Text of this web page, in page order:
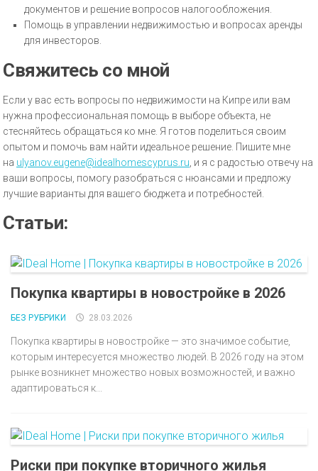
документов и решение вопросов налогообложения.
Помощь в управлении недвижимостью и вопросах аренды
для инвесторов.
Свяжитесь со мной
Если у вас есть вопросы по недвижимости на Кипре или вам
нужна профессиональная помощь в выборе объекта, не
стесняйтесь обращаться ко мне. Я готов поделиться своим
опытом и помочь вам найти идеальное решение. Пишите мне
на ulyanov.eugene@idealhomescyprus.ru , и я с радостью отвечу на
ваши вопросы, помогу разобраться с нюансами и предложу
лучшие варианты для вашего бюджета и потребностей.
Статьи:
Покупка квартиры в новостройке в 2026
БЕЗ РУБРИКИ 28.03.2026
Покупка квартиры в новостройке — это значимое событие,
которым интересуется множество людей. В 2026 году на этом
рынке возникнет множество новых возможностей, и важно
адаптироваться к...
Риски при покупке вторичного жилья